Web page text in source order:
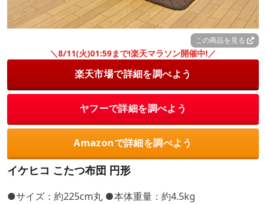
この商品を見る
＼8/11(火)01:59まで!楽天マラソン開催中!／
楽天市場で詳細を調べよう
ヤフーで詳細を調べよう
Amazonで詳細を調べよう
イケヒコ こたつ布団 円形
●サイズ：約225cm丸 ●本体重量：約4.5kg